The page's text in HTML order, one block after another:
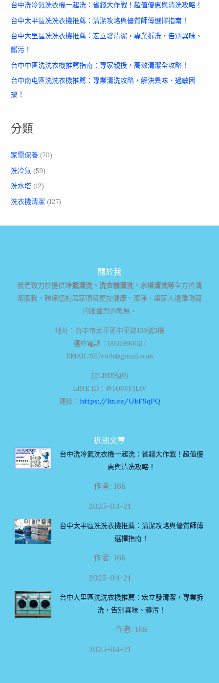
台中洗冷氣洗衣機一起洗：省錢大作戰！超值優惠與清洗攻略！
台中太平區洗洗衣機推薦：清潔攻略與優質師傅選擇指南！
台中大里區洗洗衣機推薦：宏立發清潔，專業拆洗，告別異味、
髒污！
台中中區洗洗衣機推薦指南：專家親授，高效清潔全攻略！
台中南屯區洗洗衣機推薦：專業清洗攻略，解決異味、過敏困
擾！
分類
家電保養(70)
洗冷氣(59)
洗水塔(12)
洗衣機清潔 (127)
關於我
我們致力於提供冷氣清洗、洗衣機清洗、水塔清洗等全方位清
潔服務，確保您的居家環境更加健康、潔淨，讓家人遠離隱藏
的細菌與過敏原。
地址：台中市太平區中平路139號3樓
連絡電話：0931990027
EMAIL:957rich@gmail.com
加LINE預約
LINE ID：@506VFILW
連結： https://lin.ee/UkF9qPQ
近期文章
台中洗冷氣洗衣機一起洗：省錢大作戰！超值優
惠與清洗攻略！
作者: 168
2025-04-21
台中太平區洗洗衣機推薦：清潔攻略與優質師傅
選擇指南！
作者: 168
2025-04-21
台中大里區洗洗衣機推薦：宏立發清潔，專業拆
洗，告別異味、髒污！
作者: 168
2025-04-21